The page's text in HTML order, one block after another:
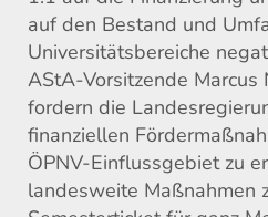
auf den Bestand und
Universitätsbereiche
AStA-Vorsitzende Marcus
fordern die
finanziellen
ÖPNV-Einflussgebiet zu
landesweite Maßnahmen